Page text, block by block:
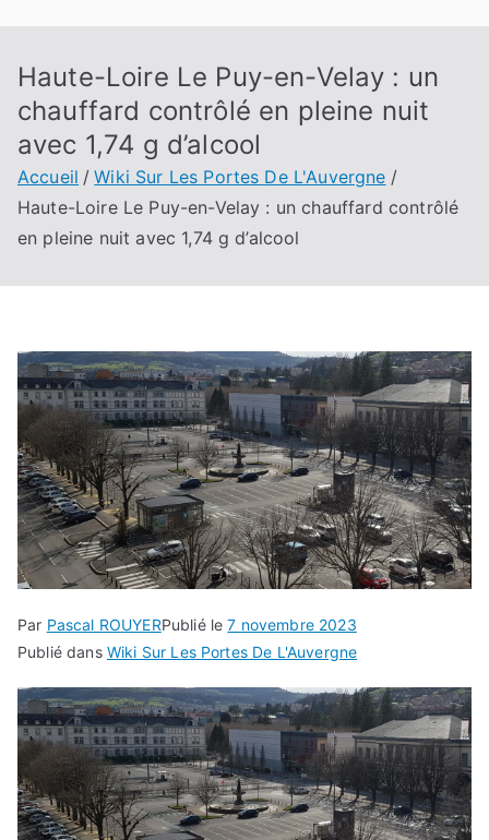
Haute-Loire Le Puy-en-Velay : un
chauffard contrôlé en pleine nuit
avec 1,74 g d’alcool
Accueil
Wiki Sur Les Portes De L'Auvergne
Haute-Loire Le Puy-en-Velay : un chauffard contrôlé
en pleine nuit avec 1,74 g d’alcool
Par Pascal ROUYERPublié le7 novembre 2023
Publié dans Wiki Sur Les Portes De L'Auvergne